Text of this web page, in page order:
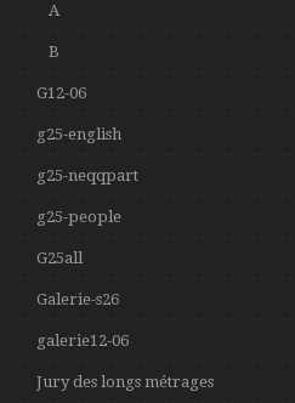
A
B
G12-06
g25-english
g25-neqqpart
g25-people
G25all
Galerie-s26
galerie12-06
Jury des longs métrages